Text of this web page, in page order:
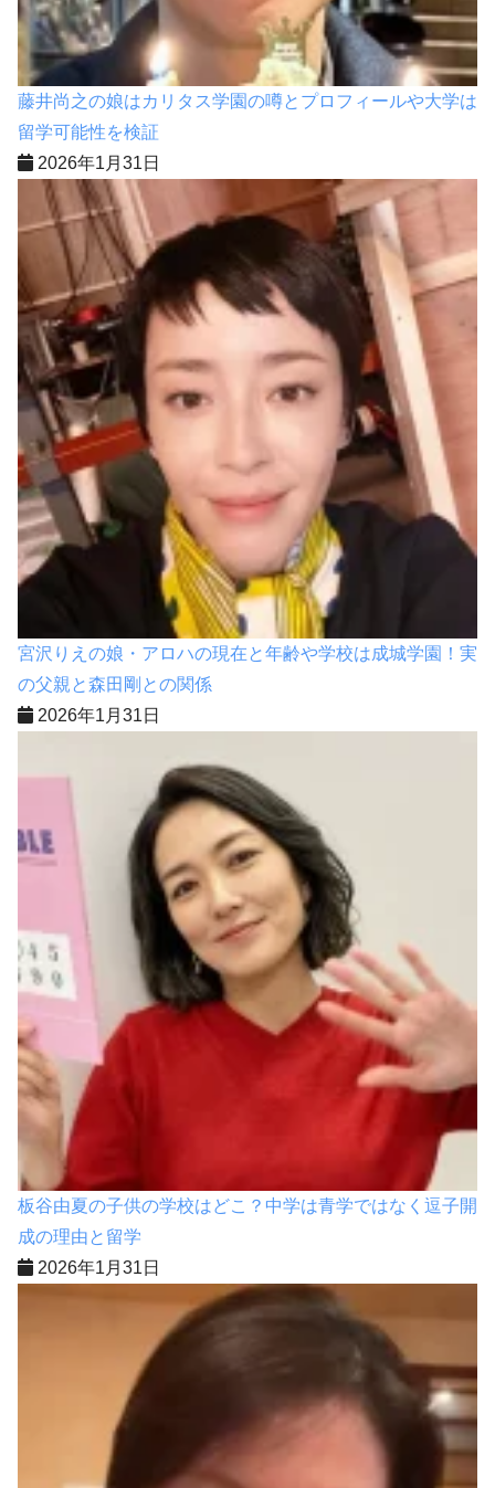
藤井尚之の娘はカリタス学園の噂とプロフィールや大学は
留学可能性を検証
2026年1月31日
宮沢りえの娘・アロハの現在と年齢や学校は成城学園！実
の父親と森田剛との関係
2026年1月31日
板谷由夏の子供の学校はどこ？中学は青学ではなく逗子開
成の理由と留学
2026年1月31日